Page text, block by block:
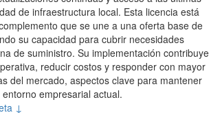
de infraestructura local. Esta licencia está
que se une a una oferta base de
su capacidad para cubrir necesidades
de suministro. Su implementación contribuye
reducir costos y responder con mayor
del mercado, aspectos clave para mantener
empresarial actual.
↓